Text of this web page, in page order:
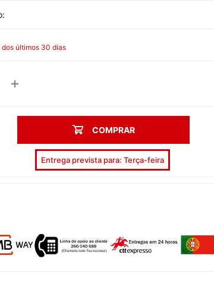
HALLOWEEN
CARNAVAL
DIA NAMORADOS
dos últimos 30 dias
COMPRAR
Entrega prevista para: Terça-feira